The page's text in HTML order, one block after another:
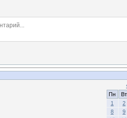
Пн
Вт
1
2
8
9